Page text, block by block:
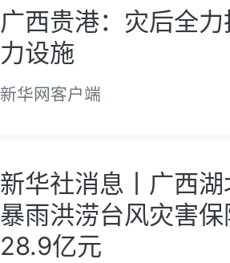
广西贵港：灾后全
力设施
新华网客户端
新华社消息丨广西
暴雨洪涝台风灾害
28.9亿元